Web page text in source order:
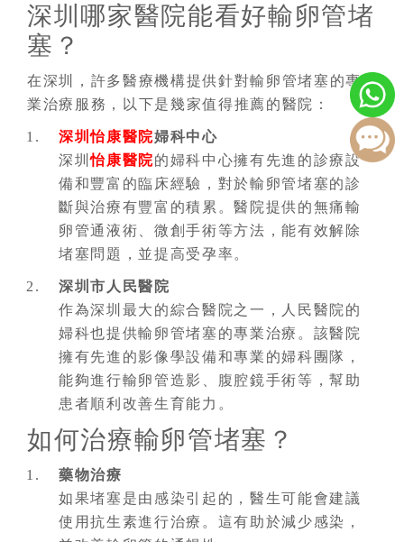
深圳哪家醫院能看好輸卵管堵
塞？
在深圳，許多醫療機構提供針對輸卵管堵塞的專
業治療服務，以下是幾家值得推薦的醫院：
深圳怡康醫院婦科中心
深圳怡康醫院的婦科中心擁有先進的診療設
備和豐富的臨床經驗，對於輸卵管堵塞的診
斷與治療有豐富的積累。醫院提供的無痛輸
卵管通液術、微創手術等方法，能有效解除
堵塞問題，並提高受孕率。
深圳市人民醫院
作為深圳最大的綜合醫院之一，人民醫院的
婦科也提供輸卵管堵塞的專業治療。該醫院
擁有先進的影像學設備和專業的婦科團隊，
能夠進行輸卵管造影、腹腔鏡手術等，幫助
患者順利改善生育能力。
如何治療輸卵管堵塞？
藥物治療
如果堵塞是由感染引起的，醫生可能會建議
使用抗生素進行治療。這有助於減少感染，